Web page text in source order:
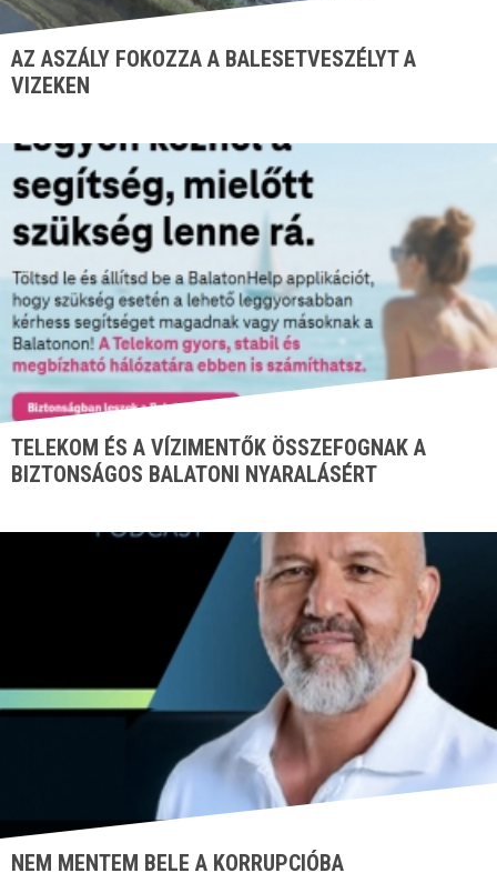
AZ ASZÁLY FOKOZZA A BALESETVESZÉLYT A
VIZEKEN
TELEKOM ÉS A VÍZIMENTŐK ÖSSZEFOGNAK A
BIZTONSÁGOS BALATONI NYARALÁSÉRT
NEM MENTEM BELE A KORRUPCIÓBA